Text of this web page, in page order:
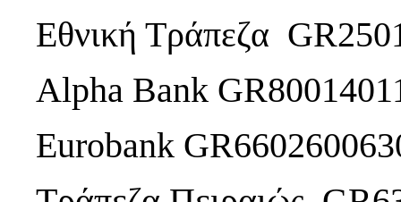
Εθνική Τράπεζα
Alpha Bank
Eurobank